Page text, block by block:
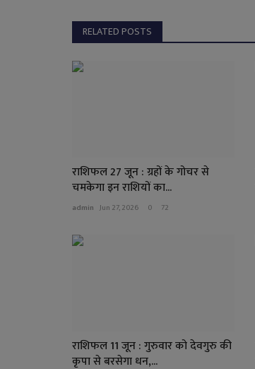
RELATED POSTS
राशिफल 27 जून : ग्रहों के गोचर से
चमकेगा इन राशियों का...
admin Jun 27, 2026 0 72
राशिफल 11 जून : गुरुवार को देवगुरु की
कृपा से बरसेगा धन,...